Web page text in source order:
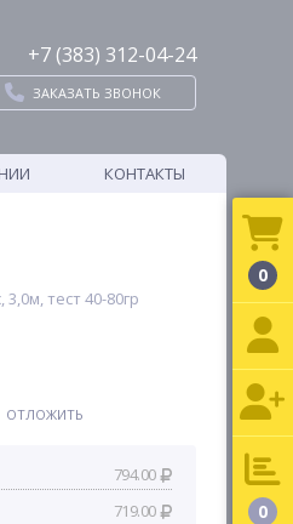
+7 (383) 312-04-24
ЗАКАЗАТЬ ЗВОНОК
КОНТАКТЫ
тест 40-80гр
ОТЛОЖИТЬ
794.00
719.00
0
0